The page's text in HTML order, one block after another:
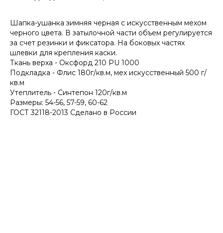
Шапка-ушанка зимняя черная с искусственным мехом
черного цвета. В затылочной части объем регулируется
за счет резинки и фиксатора. На боковых частях
шлевки для крепления каски.
Ткань верха - Оксфорд 210 PU 1000
Подкладка - Флис 180г/кв.м, мех искусственный 500 г/
кв.м
Утеплитель - Синтепон 120г/кв.м
Размеры: 54-56, 57-59, 60-62
ГОСТ 32118-2013 Сделано в России